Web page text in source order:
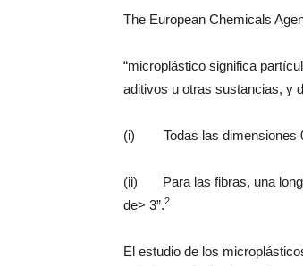
The European Chemicals
“microplástico significa
aditivos u otras sustancias, y
(i) Todas las dimensiones
(ii) Para las fibras, una
de> 3”.2
El estudio de los